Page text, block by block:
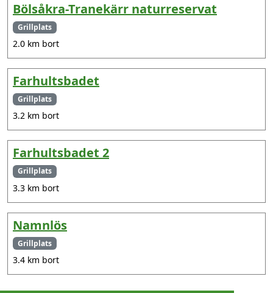
Bölsåkra-Tranekärr naturreservat
Grillplats
2.0 km bort
Farhultsbadet
Grillplats
3.2 km bort
Farhultsbadet 2
Grillplats
3.3 km bort
Namnlös
Grillplats
3.4 km bort